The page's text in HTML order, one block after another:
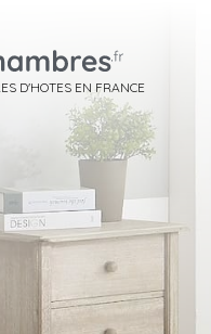
D'HOTES EN FRANCE